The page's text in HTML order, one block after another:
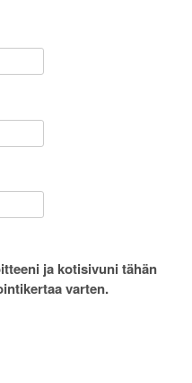
ja kotisivuni tähän
varten.